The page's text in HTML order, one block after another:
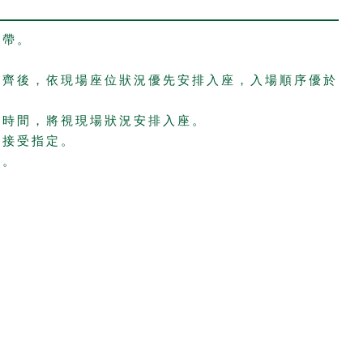
。
後，依現場座位狀況優先安排入座，入場順序優於
間，將視現場狀況安排入座。
受指定。